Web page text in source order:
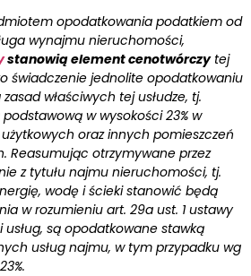
opodatkowania podatkiem od
wynajmu nieruchomości,
stanowią element cenotwórczytej
świadczenie jednolite opodatkowaniu
właściwych tej usłudze, tj.
w wysokości 23% w
oraz innych pomieszczeń
Reasumując otrzymywane przez
z tytułu najmu nieruchomości, tj.
wodę i ścieki stanowić będą
w rozumieniu art. 29a ust. 1 ustawy
są opodatkowane stawką
usług najmu, w tym przypadku wg